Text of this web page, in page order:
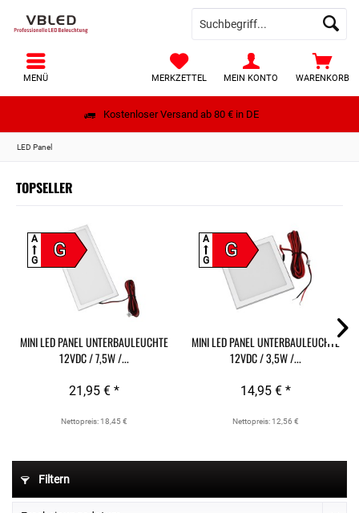
Kostenloser Versand ab 80 € in DE
WARENKORB
MERKZETTEL MEIN KONTO
MENÜ
LED Panel
TOPSELLER
G
A
G
MINI LED PANEL UNTERBAULEUCHTE
12VDC / 7,5W /...
21,95 € *
Nettopreis: 18,45 €
G
A
G
MINI LED PANEL UNTERBAULEUCHTE
12VDC / 3,5W /...
14,95 € *
Nettopreis: 12,56 €
Filtern